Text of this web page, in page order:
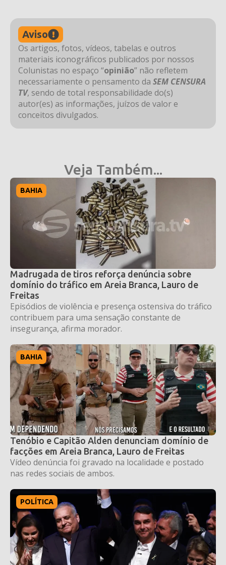
Aviso
Os artigos, fotos, vídeos, tabelas e outros
materiais iconográficos publicados por nossos
Colunistas no espaço “opinião” não refletem
necessariamente o pensamento da SEM CENSURA
TV, sendo de total responsabilidade do(s)
autor(es) as informações, juízos de valor e
conceitos divulgados.
Veja Também...
BAHIA
Madrugada de tiros reforça denúncia sobre
domínio do tráfico em Areia Branca, Lauro de
Freitas
Episódios de violência e presença ostensiva do tráfico
contribuem para uma sensação constante de
insegurança, afirma morador.
BAHIA
Tenóbio e Capitão Alden denunciam domínio de
facções em Areia Branca, Lauro de Freitas
Vídeo denúncia foi gravado na localidade e postado
nas redes sociais de ambos.
POLÍTICA